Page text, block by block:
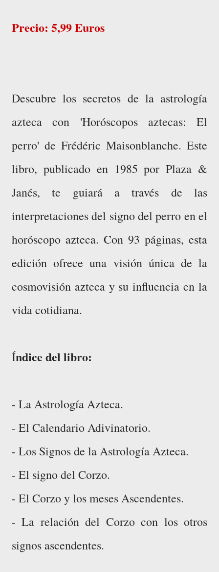
Precio: 5,99 Euros
Descubre los secretos de la astrología
azteca con 'Horóscopos aztecas: El
perro' de Frédéric Maisonblanche. Este
libro, publicado en 1985 por Plaza &
Janés, te guiará a través de las
interpretaciones del signo del perro en el
horóscopo azteca. Con 93 páginas, esta
edición ofrece una visión única de la
cosmovisión azteca y su influencia en la
vida cotidiana.
Índice del libro:
- La Astrología Azteca.
- El Calendario Adivinatorio.
- Los Signos de la Astrología Azteca.
- El signo del Corzo.
- El Corzo y los meses Ascendentes.
- La relación del Corzo con los otros
signos ascendentes.